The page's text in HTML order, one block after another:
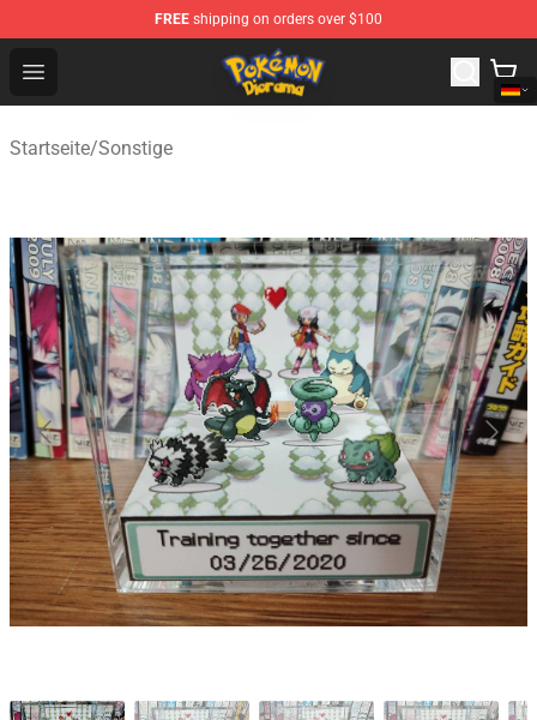
FREE shipping on orders over $100
Open menu
Pokemon Diorama Shop - The Best Store of Pokemon
Startseite/Sonstige